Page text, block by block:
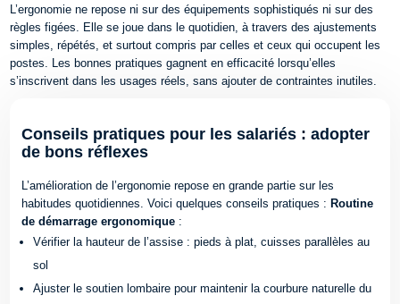
L’ergonomie ne repose ni sur des équipements sophistiqués ni sur des
règles figées. Elle se joue dans le quotidien, à travers des ajustements
simples, répétés, et surtout compris par celles et ceux qui occupent les
postes. Les bonnes pratiques gagnent en efficacité lorsqu’elles
s’inscrivent dans les usages réels, sans ajouter de contraintes inutiles.
Conseils pratiques pour les salariés : adopter
de bons réflexes
L’amélioration de l’ergonomie repose en grande partie sur les
habitudes quotidiennes. Voici quelques conseils pratiques : Routine
de démarrage ergonomique:
Vérifier la hauteur de l’assise : pieds à plat, cuisses parallèles au
sol
Ajuster le soutien lombaire pour maintenir la courbure naturelle du